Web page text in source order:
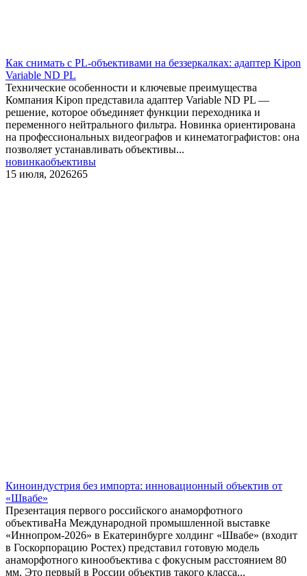
Как снимать с PL‑объективами на беззеркалках: адаптер Kipon
Variable ND PL
Технические особенности и ключевые преимущества
Компания Kipon представила адаптер Variable ND PL —
решение, которое объединяет функции переходника и
переменного нейтрального фильтра. Новинка ориентирована
на профессиональных видеографов и кинематографистов: она
позволяет устанавливать объективы...
новинкаобъективы
15 июля, 2026265
Киноиндустрия без импорта: инновационный объектив от
«Швабе»
Презентация первого российского анаморфотного
объективаНа Международной промышленной выставке
«Иннопром‑2026» в Екатеринбурге холдинг «Швабе» (входит
в Госкорпорацию Ростех) представил готовую модель
анаморфотного кинообъектива с фокусным расстоянием 80
мм. Это первый в России объектив такого класса...